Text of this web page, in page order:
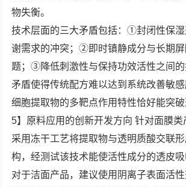
物失衡。
技术层面的三大矛盾包括：①封闭性保
谢需求的冲突；②即时镇静成分与长期
题；③降低刺激性与保持功效活性之间
矛盾使得传统配方难以达到系统改善敏
细胞提取物的多靶点作用特性恰好能突破
5】原料应用的创新开发方向 针对面膜
采用冻干工艺将提取物与透明质酸交联
构，经测试该技术能使活性成分的透皮吸
对于洁面产品，建议使用阴离子表面活